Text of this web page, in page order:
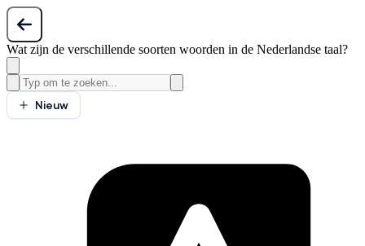
Wat zijn de verschillende soorten woorden in de Nederlandse taal?
Nieuw